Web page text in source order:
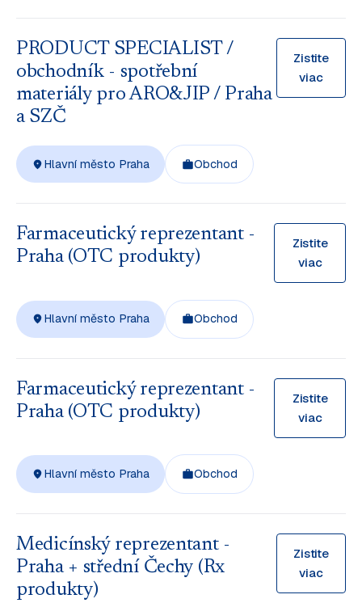
PRODUCT SPECIALIST /
obchodník - spotřební
materiály pro ARO&JIP / Praha
a SZČ
Zistite
viac
Hlavní město Praha Obchod
Farmaceutický reprezentant -
Praha (OTC produkty)
Zistite
viac
Hlavní město Praha Obchod
Farmaceutický reprezentant -
Praha (OTC produkty)
Zistite
viac
Hlavní město Praha Obchod
Medicínský reprezentant -
Praha + střední Čechy (Rx
produkty)
Zistite
viac